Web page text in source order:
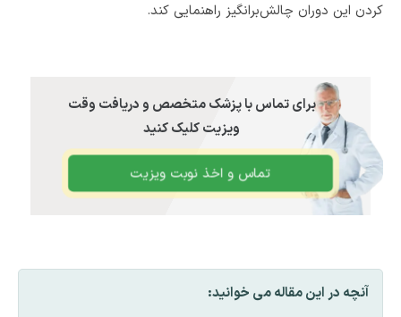
کردن این دوران چالش‌برانگیز راهنمایی کند.
برای تماس با پزشک متخصص و دریافت وقت
ویزیت کلیک کنید
تماس و اخذ نوبت ویزیت
آنچه در این مقاله می خوانید: